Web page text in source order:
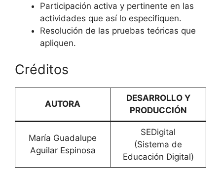
Participación activa y pertinente en las
actividades que así lo especifiquen.
Resolución de las pruebas teóricas que
apliquen.
Créditos
AUTORA
DESARROLLO Y
PRODUCCIÓN
María Guadalupe
Aguilar Espinosa
SEDigital
(Sistema de
Educación Digital)